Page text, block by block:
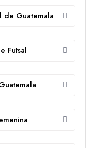
de Guatemala
Futsal